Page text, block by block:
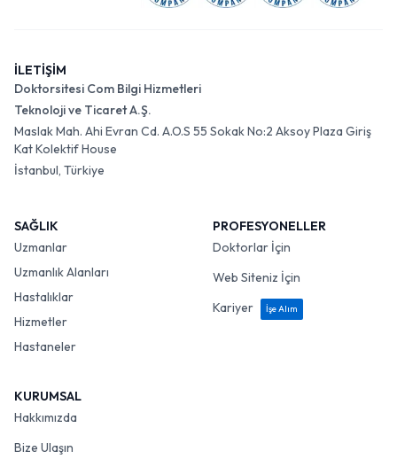
İLETİŞİM
Doktorsitesi Com Bilgi Hizmetleri
Teknoloji ve Ticaret A.Ş.
Maslak Mah. Ahi Evran Cd. A.O.S 55 Sokak No:2 Aksoy Plaza Giriş
Kat Kolektif House
İstanbul, Türkiye
SAĞLIK
Uzmanlar
Uzmanlık Alanları
Hastalıklar
Hizmetler
Hastaneler
PROFESYONELLER
Doktorlar İçin
Web Siteniz İçin
Kariyer
İşe Alım
KURUMSAL
Hakkımızda
Bize Ulaşın